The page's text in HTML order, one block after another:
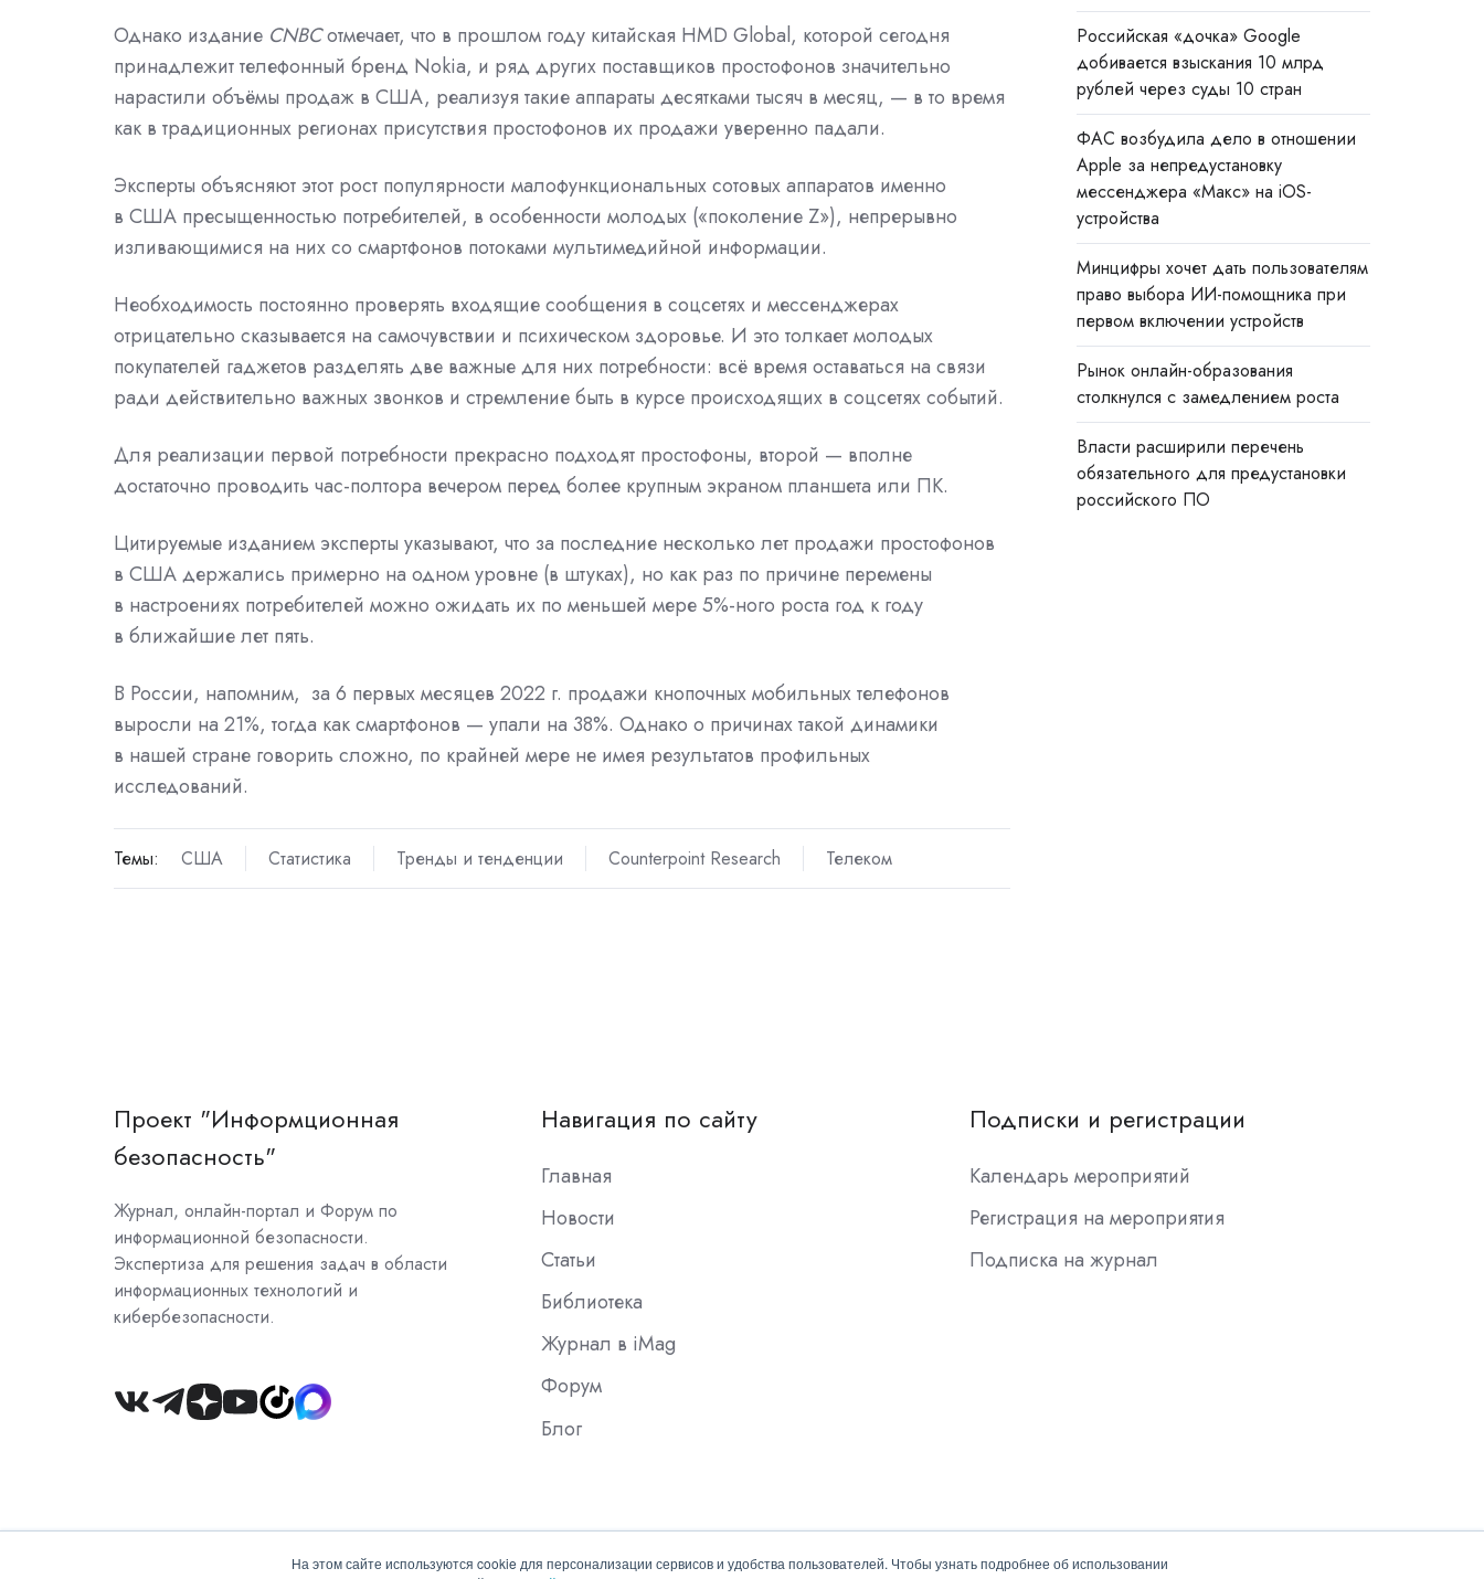
На этом сайте используются cookie для персонализации сервисов и удобства пользователей. Чтобы узнать подробнее об использовании
Однако издание CNBCотмечает, что в прошлом году китайская HMD Global, которой сегодня
принадлежит телефонный бренд Nokia, и ряд других поставщиков простофонов значительно
нарастили объёмы продаж в США, реализуя такие аппараты десятками тысяч в месяц, — в то время
как в традиционных регионах присутствия простофонов их продажи уверенно падали.
Эксперты объясняют этот рост популярности малофункциональных сотовых аппаратов именно
в США пресыщенностью потребителей, в особенности молодых («поколение Z»), непрерывно
изливающимися на них со смартфонов потоками мультимедийной информации.
Необходимость постоянно проверять входящие сообщения в соцсетях и мессенджерах
отрицательно сказывается на самочувствии и психическом здоровье. И это толкает молодых
покупателей гаджетов разделять две важные для них потребности: всё время оставаться на связи
ради действительно важных звонков и стремление быть в курсе происходящих в соцсетях событий.
Для реализации первой потребности прекрасно подходят простофоны, второй — вполне
достаточно проводить час-полтора вечером перед более крупным экраном планшета или ПК.
Цитируемые изданием эксперты указывают, что за последние несколько лет продажи простофонов
в США держались примерно на одном уровне (в штуках), но как раз по причине перемены
в настроениях потребителей можно ожидать их по меньшей мере 5%-ного роста год к году
в ближайшие лет пять.
В России, напомним, за 6 первых месяцев 2022 г. продажи кнопочных мобильных телефонов
выросли на 21%, тогда как смартфонов — упали на 38%. Однако о причинах такой динамики
в нашей стране говорить сложно, по крайней мере не имея результатов профильных
исследований.
Темы: США Статистика Тренды и тенденции Counterpoint Research Телеком
Российская «дочка» Google
добивается взыскания 10 млрд
рублей через суды 10 стран
ФАС возбудила дело в отношении
Apple за непредустановку
мессенджера «Макс» на iOS-
устройства
Минцифры хочет дать пользователям
право выбора ИИ-помощника при
первом включении устройств
Рынок онлайн-образования
столкнулся с замедлением роста
Власти расширили перечень
обязательного для предустановки
российского ПО
Проект "Информционная
безопасность"
Журнал, онлайн-портал и Форум по
информационной безопасности.
Экспертиза для решения задач в области
информационных технологий и
кибербезопасности.
Join
Навигация по сайту
Главная
Новости
Статьи
Библиотека
Журнал в iMag
Форум
Блог
Подписки и регистрации
Календарь мероприятий
Регистрация на мероприятия
Подписка на журнал